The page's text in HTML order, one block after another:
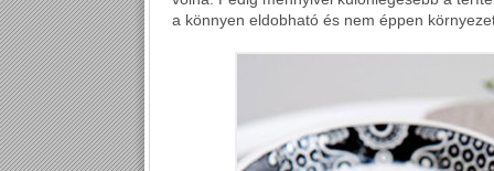
a könnyen eldobható és nem éppen